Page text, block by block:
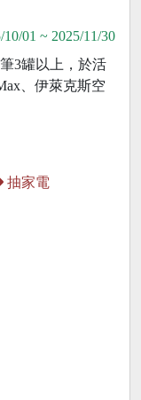
10/01 ~ 2025/11/30
3罐以上，於活
、伊萊克斯空
抽家電